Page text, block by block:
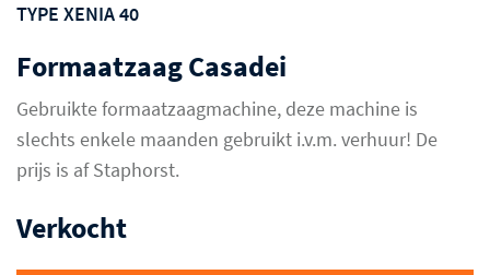
TYPE XENIA 40
Formaatzaag Casadei
Gebruikte formaatzaagmachine, deze machine is
slechts enkele maanden gebruikt i.v.m. verhuur! De
prijs is af Staphorst.
Verkocht